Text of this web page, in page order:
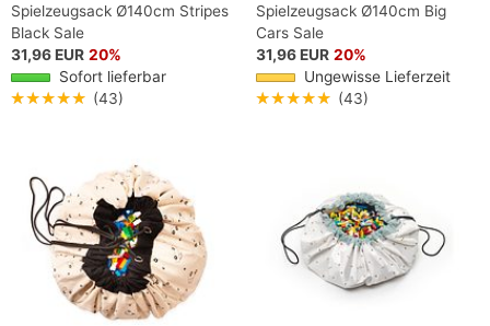
Spielzeugsack Ø140cm Stripes
Black Sale
31,96 EUR 20%
Sofort lieferbar
★★★★★ (43)
Spielzeugsack Ø140cm Big
Cars Sale
31,96 EUR 20%
Ungewisse Lieferzeit
★★★★★ (43)